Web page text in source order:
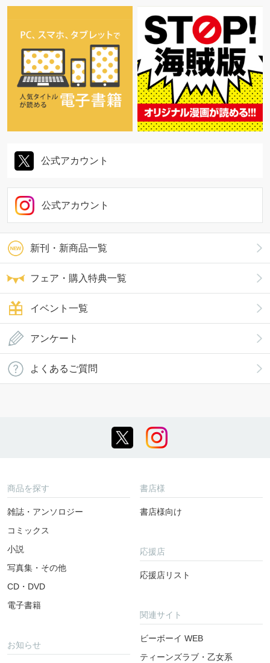
新刊・新商品一覧
フェア・購入特典一覧
イベント一覧
公式アカウント
公式アカウント
アンケート
よくあるご質問
商品を探す
雑誌・アンソロジー
コミックス
小説
写真集・その他
CD・DVD
電子書籍
お知らせ
書店様
書店様向け
応援店
応援店リスト
関連サイト
ビーボーイ WEB
ティーンズラブ・乙女系